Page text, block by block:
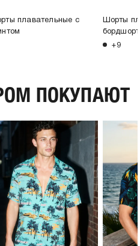
плавательные с
Шорты
+9
ПОКУПАЮТ